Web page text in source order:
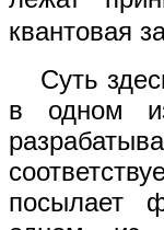
квантовая
Суть
в одном
посылает